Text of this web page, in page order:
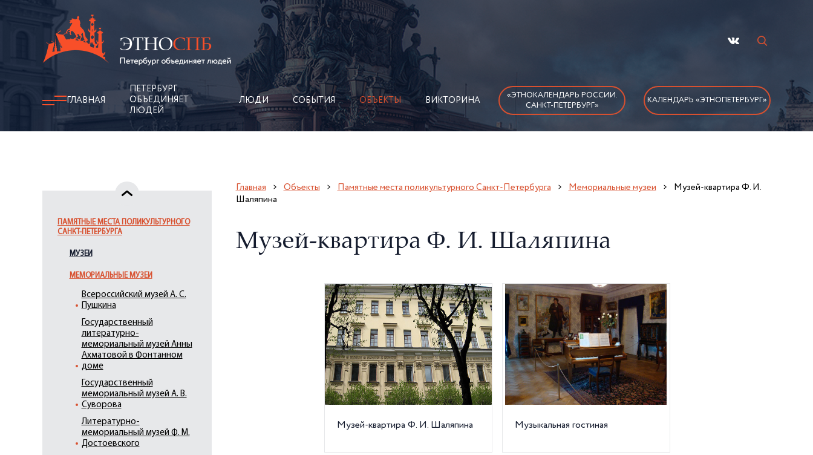
ГЛАВНАЯ
ПЕТЕРБУРГ
ОБЪЕДИНЯЕТ
ЛЮДЕЙ
ЛЮДИ СОБЫТИЯ ОБЪЕКТЫ ВИКТОРИНА
«ЭТНОКАЛЕНДАРЬ РОССИИ.
САНКТ-ПЕТЕРБУРГ»
КАЛЕНДАРЬ «ЭТНОПЕТЕРБУРГ»
ПАМЯТНЫЕ МЕСТА ПОЛИКУЛЬТУРНОГО
САНКТ-ПЕТЕРБУРГА
МУЗЕИ
МЕМОРИАЛЬНЫЕ МУЗЕИ
Всероссийский музей А. С.
Пушкина
Государственный
литературно-
мемориальный музей Анны
Ахматовой в Фонтанном
доме
Государственный
мемориальный музей А. В.
Суворова
Литературно-
мемориальный музей Ф. М.
Достоевского
Главная Объекты Памятные места поликультурного Санкт-Петербурга Мемориальные музеи
Музей-квартира Ф. И.
Шаляпина
Музей-квартира Ф. И. Шаляпина
Музей-квартира Ф. И. Шаляпина Музыкальная гостиная